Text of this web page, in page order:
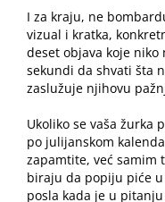
I za kraju, ne
vizual i kratka,
deset objava koje
sekundi da shvati šta
zaslužuje njihovu
Ukoliko se vaša žurka
po julijanskom
zapamtite, već samim
biraju da popiju piće
posla kada je u